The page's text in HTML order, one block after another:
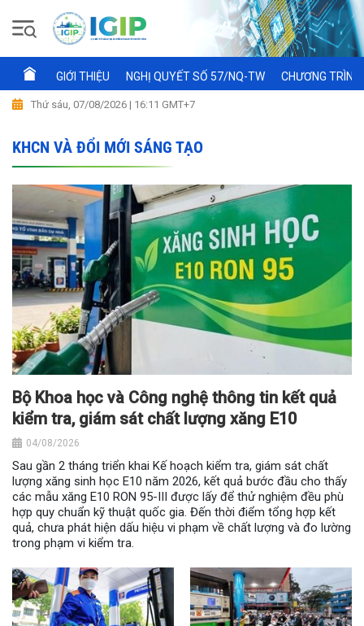
GIỚI THIỆU NGHỊ QUYẾT SỐ 57/NQ-TW CHƯƠNG
Thứ sáu, 07/08/2026 | 16:11 GMT+7
KHCN VÀ ĐỔI MỚI SÁNG TẠO
Bộ Khoa học và Công nghệ thông tin kết quả
kiểm tra, giám sát chất lượng xăng E10
04/08/2026
Sau gần 2 tháng triển khai Kế hoạch kiểm tra, giám sát chất
lượng xăng sinh học E10 năm 2026, kết quả bước đầu cho thấy
các mẫu xăng E10 RON 95-III được lấy để thử nghiệm đều phù
hợp quy chuẩn kỹ thuật quốc gia. Đến thời điểm tổng hợp kết
quả, chưa phát hiện dấu hiệu vi phạm về chất lượng và đo lường
trong phạm vi kiểm tra.